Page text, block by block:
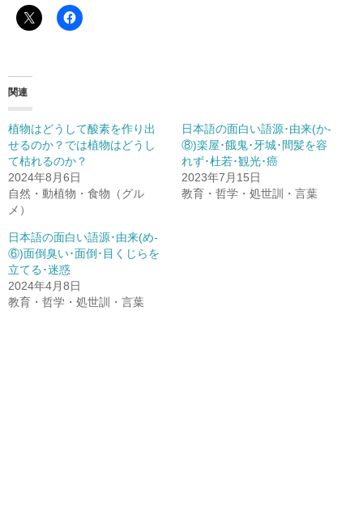
関連
植物はどうして酸素を作り出
せるのか？では植物はどうし
て枯れるのか？
2024年8月6日
自然・動植物・食物（グル
メ）
日本語の面白い語源･由来(か-
⑧)楽屋･餓鬼･牙城･間髪を容
れず･杜若･観光･癌
2023年7月15日
教育・哲学・処世訓・言葉
日本語の面白い語源･由来(め-
⑥)面倒臭い･面倒･目くじらを
立てる･迷惑
2024年4月8日
教育・哲学・処世訓・言葉